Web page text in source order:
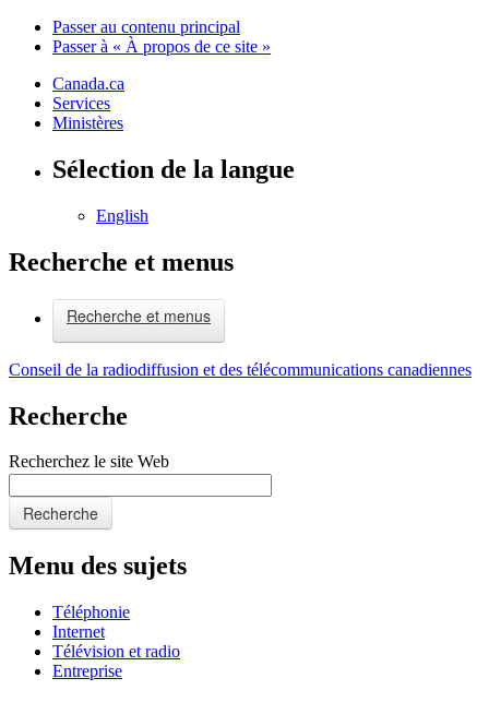
Passer au contenu principal
Passer à « À propos de ce site »
Canada.ca
Services
Ministères
Sélection de la langue
English
Recherche et menus
Recherche et menus
Conseil de la radiodiffusion et des télécommunications canadiennes
Recherche
Recherchez le site Web
Recherche
Menu des sujets
Téléphonie
Internet
Télévision et radio
Entreprise